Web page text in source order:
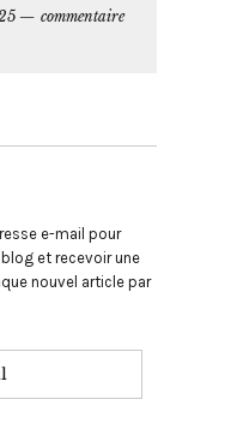
commentaire
e-mail pour
et recevoir une
nouvel article par